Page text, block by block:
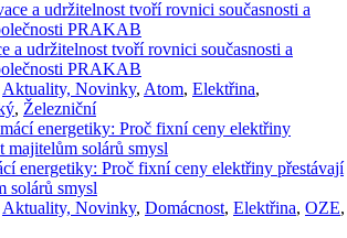
a udržitelnost tvoří rovnici současnosti a
PRAKAB
Aktuality, Novinky, Atom, Elektřina,
, Železniční
energetiky: Proč fixní ceny elektřiny přestávají
solárů smysl
Aktuality, Novinky, Domácnost, Elektřina, OZE,